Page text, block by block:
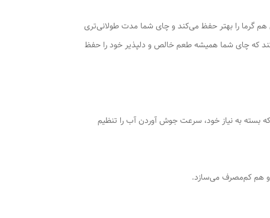
گرما را بهتر حفظ می‌کند و چای شما مدت طولانی‌تری
که چای شما همیشه طعم خالص و دلپذیر خود را حفظ
توان‌های 1000 و 2000 وات، به شما این امکان را می‌دهد که بسته به نیاز خود، سرعت جوش آوردن آب را تنظیم